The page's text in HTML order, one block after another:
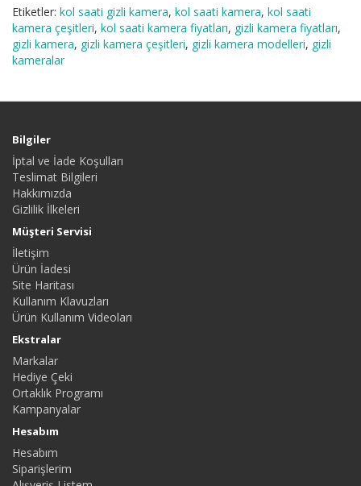
Etiketler: kol saati gizli kamera, kol saati kamera, kol saati
kamera çeşitleri, kol saati kamera fiyatları, gizli kamera fiyatları,
gizli kamera, gizli kamera çeşitleri, gizli kamera modelleri, gizli
kameralar
Bilgiler
İptal ve İade Koşulları
Teslimat Bilgileri
Hakkımızda
Gizlilik İlkeleri
Müşteri Servisi
İletişim
Ürün İadesi
Site Haritası
Kullanım Klavuzları
Ürün Kullanım Videoları
Ekstralar
Markalar
Hediye Çeki
Ortaklık Programı
Kampanyalar
Hesabım
Hesabım
Siparişlerim